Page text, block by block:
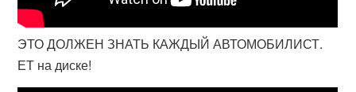
ЭТО ДОЛЖЕН ЗНАТЬ КАЖДЫЙ АВТОМОБИЛИСТ.
ЕТ на диске!